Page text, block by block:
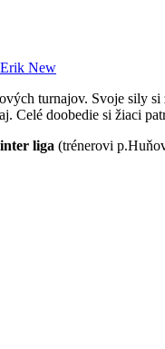
Erik New
turnajov. Svoje sily
Celé doobedie si žiaci
liga (trénerovi